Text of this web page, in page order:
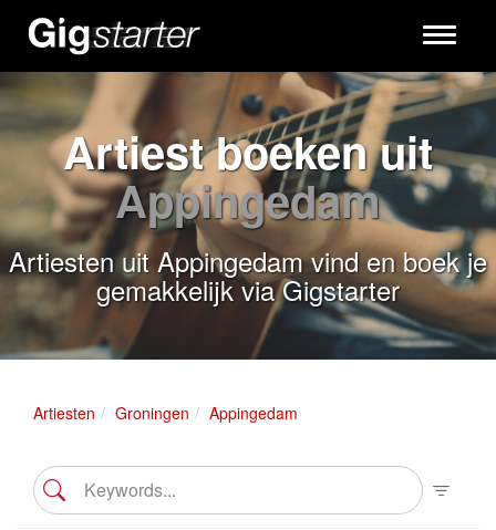
Toggle
Artiest boeken uit
Appingedam
Artiesten uit Appingedam vind en boek je
gemakkelijk via Gigstarter
Artiesten Groningen Appingedam